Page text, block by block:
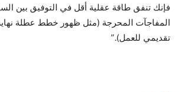
فإنك تنفق طاقة عقلية أقل في التوفيق بين
المفاجآت المحرجة (مثل ظهور خطط عطلة
تقديمي للعمل).”